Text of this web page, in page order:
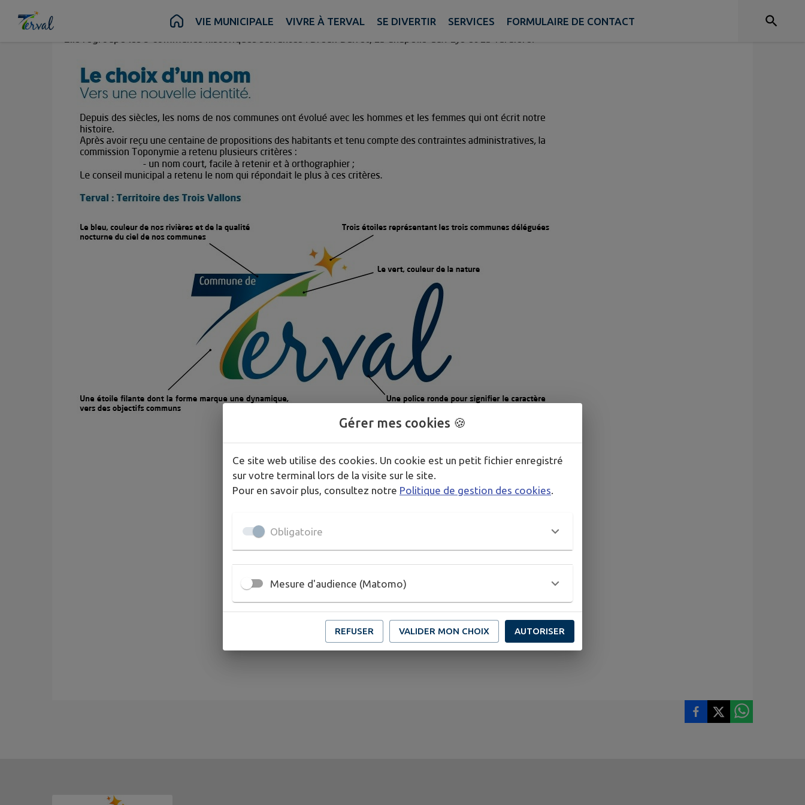
Contenu Pied de page
VIE MUNICIPALE VIVRE À TERVAL SE DIVERTIR SERVICES FORMULAIRE DE CONTACT
La commune nouvelle de Terval existe depuis le 01/01/2023.
Gérer mes cookies 🍪
Ce site web utilise des cookies. Un cookie est un petit fichier enregistré
sur votre terminal lors de la visite sur le site.
Pour en savoir plus, consultez notre Politique de gestion des cookies.
Obligatoire
Mesure d'audience (Matomo)
REFUSER VALIDER MON CHOIX AUTORISER